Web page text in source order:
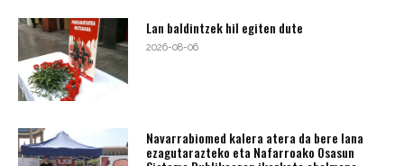
Lan baldintzek hil egiten dute
2026-08-06
Navarrabiomed kalera atera da bere lana
ezagutarazteko eta Nafarroako Osasun